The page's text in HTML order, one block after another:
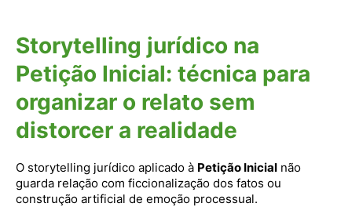
Storytelling jurídico na
Petição Inicial: técnica para
organizar o relato sem
distorcer a realidade
O storytelling jurídico aplicado à Petição Inicial não
guarda relação com ficcionalização dos fatos ou
construção artificial de emoção processual.